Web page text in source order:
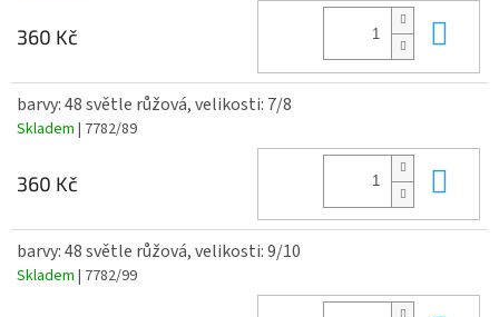
360 Kč
barvy: 48 světle růžová, velikosti: 7/8
Skladem | 7782/89
360 Kč
barvy: 48 světle růžová, velikosti: 9/10
Skladem | 7782/99